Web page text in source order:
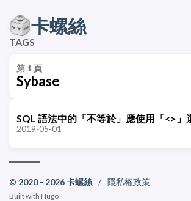
卡螺絲
TAGS
第 1 頁
Sybase
SQL 語法中的「不等於」應使用「<>」
2019-05-01
© 2020 - 2026 卡螺絲 / 隱私權政策
Built with Hugo